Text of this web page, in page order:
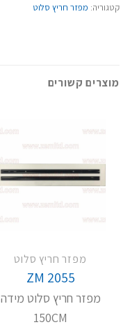
קטגוריה: מפזר חריץ סלוט
מוצרים קשורים
מפזר חריץ סלוט
ZM 2055
מפזר חריץ סלוט מידה
150CM